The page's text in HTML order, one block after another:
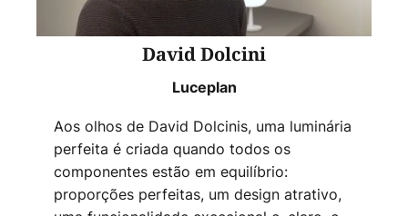
David Dolcini
Luceplan
Aos olhos de David Dolcinis, uma luminária
perfeita é criada quando todos os
componentes estão em equilíbrio:
proporções perfeitas, um design atrativo,